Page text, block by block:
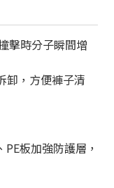
擊時分子瞬間增
卸，方便褲子清
板加強防護層，